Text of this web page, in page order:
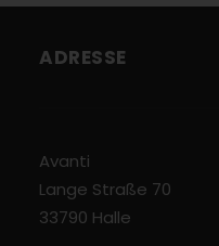
ADRESSE
Avanti
Lange Straße 70
33790 Halle